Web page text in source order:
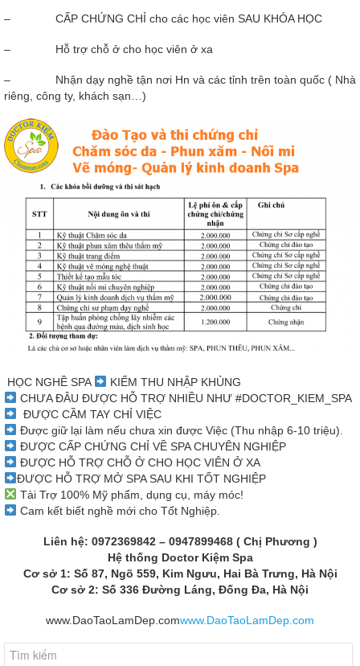
– CẤP CHỨNG CHỈ cho các học viên SAU KHÓA HỌC
– Hỗ trợ chỗ ở cho học viên ở xa
– Nhận dạy nghề tận nơi Hn và các tỉnh trên toàn quốc ( Nhà
riêng, công ty, khách sạn…)
HỌC NGHỀ SPA
KIẾM THU NHẬP KHỦNG
CHƯA ĐÂU ĐƯỢC HỖ TRỢ NHIỀU NHƯ #DOCTOR_KIEM_SPA
ĐƯỢC CẦM TAY CHỈ VIỆC
Được giữ lại làm nếu chưa xin được Việc (Thu nhập 6-10 triệu).
ĐƯỢC CẤP CHỨNG CHỈ VỀ SPA CHUYÊN NGHIỆP
ĐƯỢC HỖ TRỢ CHỖ Ở CHO HỌC VIÊN Ở XA
ĐƯỢC HỖ TRỢ MỞ SPA SAU KHI TỐT NGHIỆP
Tài Trợ 100% Mỹ phẩm, dụng cụ, máy móc!
Cam kết biết nghề mới cho Tốt Nghiệp.
Liên hệ: 0972369842 – 0947899468 ( Chị Phương )
Hệ thống Doctor Kiệm Spa
Cơ sở 1: Số 87, Ngõ 559, Kim Ngưu, Hai Bà Trưng, Hà Nội
Cơ sở 2: Số 336 Đường Láng, Đống Đa, Hà Nội
www.DaoTaoLamDep.comwww.DaoTaoLamDep.com